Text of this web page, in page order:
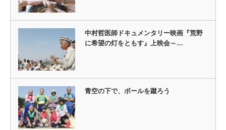
中村哲医師ドキュメンタリー映画『荒野
に希望の灯をともす』上映会～…
青空の下で、ボールを蹴ろう